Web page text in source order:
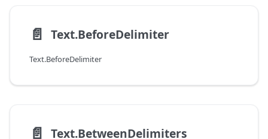
📄️ Text.BeforeDelimiter
Text.BeforeDelimiter
📄️ Text.BetweenDelimiters